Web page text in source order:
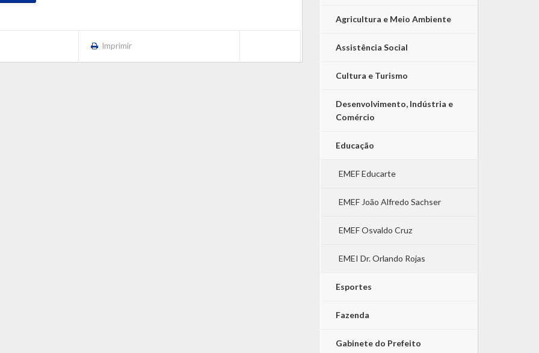
Imprimir
Agricultura e Meio Ambiente
Assistência Social
Cultura e Turismo
Desenvolvimento, Indústria e
Comércio
Educação
EMEF Educarte
EMEF João Alfredo Sachser
EMEF Osvaldo Cruz
EMEI Dr. Orlando Rojas
Esportes
Fazenda
Gabinete do Prefeito